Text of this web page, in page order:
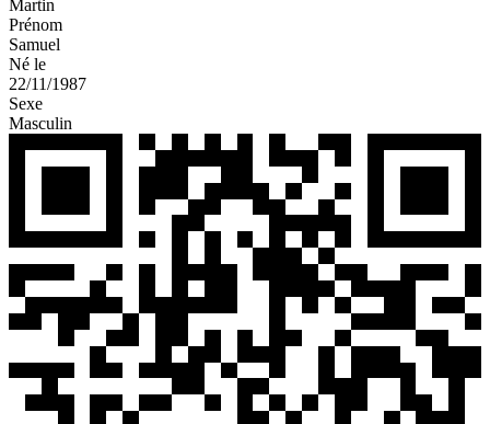
Martin
Prénom
Samuel
Né le
22/11/1987
Sexe
Masculin